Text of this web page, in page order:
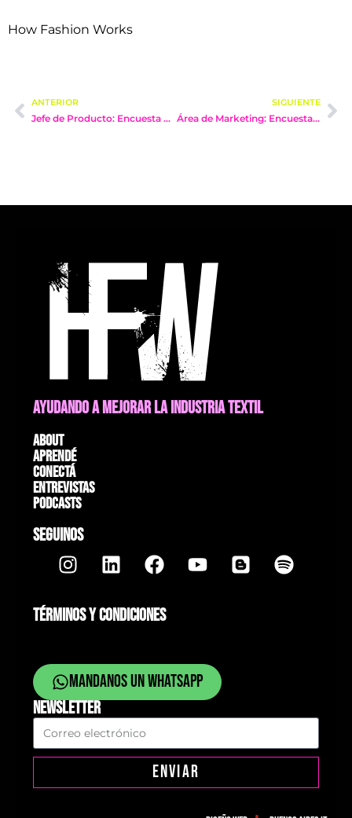
How Fashion Works
ANTERIOR
Jefe de Producto: Encuesta de Sueldos Dic 2020
SIGUIENTE
Área de Marketing: Encuesta de Sueldos Dic 2020
AYUDANDO A MEJORAR LA INDUSTRIA TEXTIL
About
Aprendé
Conectá
Entrevistas
Podcasts
SEGUINOS
TÉRMINOS Y CONDICIONES
Mandanos un whatsapp
NEWSLETTER
ENVIAR